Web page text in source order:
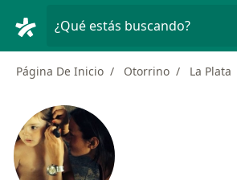
¿Qué estás buscando?
Página De Inicio Otorrino La Plata